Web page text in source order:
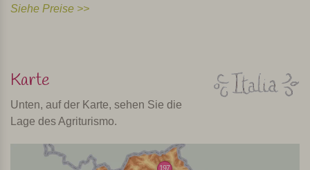
Siehe Preise >>
Karte
Unten, auf der Karte, sehen Sie die
Lage des Agriturismo.
197